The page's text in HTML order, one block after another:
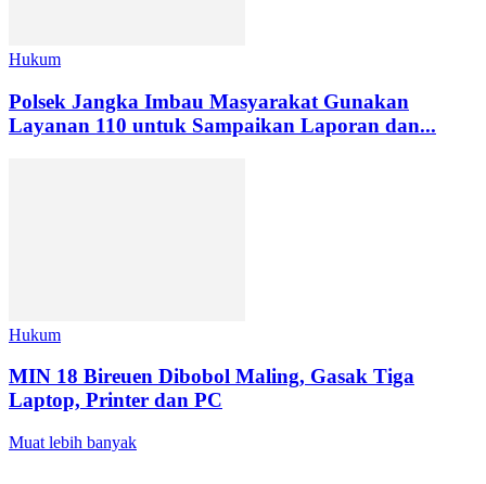
Hukum
Polsek Jangka Imbau Masyarakat Gunakan
Layanan 110 untuk Sampaikan Laporan dan...
Hukum
MIN 18 Bireuen Dibobol Maling, Gasak Tiga
Laptop, Printer dan PC
Muat lebih banyak